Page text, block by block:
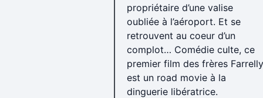
propriétaire d’une valise
oubliée à l’aéroport. Et se
retrouvent au coeur d’un
complot… Comédie culte, ce
premier film des frères Farrelly
est un road movie à la
dinguerie libératrice.